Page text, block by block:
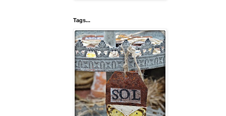
Tags...